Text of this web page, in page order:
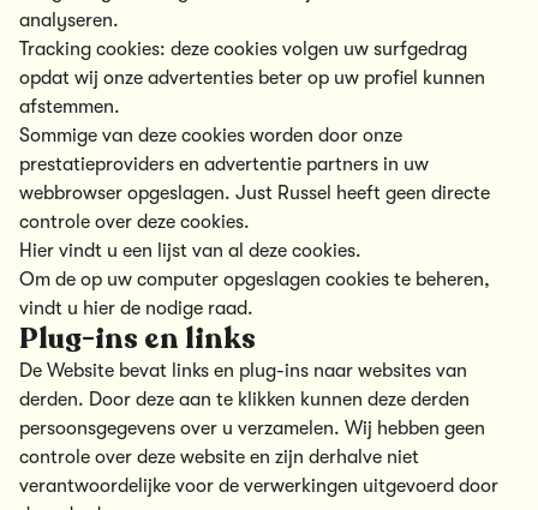
analyseren.
Tracking cookies: deze cookies volgen uw surfgedrag
opdat wij onze advertenties beter op uw profiel kunnen
afstemmen.
Sommige van deze cookies worden door onze
prestatieproviders en advertentie partners in uw
webbrowser opgeslagen. Just Russel heeft geen directe
controle over deze cookies.
Hier vindt u een lijst van al deze cookies.
Om de op uw computer opgeslagen cookies te beheren,
vindt u hier de nodige raad.
Plug-ins en links
De Website bevat links en plug-ins naar websites van
derden. Door deze aan te klikken kunnen deze derden
persoonsgegevens over u verzamelen. Wij hebben geen
controle over deze website en zijn derhalve niet
verantwoordelijke voor de verwerkingen uitgevoerd door